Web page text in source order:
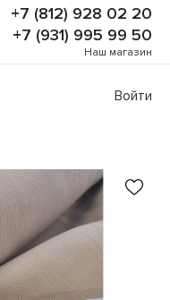
+7 (812) 928 02 20
+7 (931) 995 99 50
Наш магазин
Войти